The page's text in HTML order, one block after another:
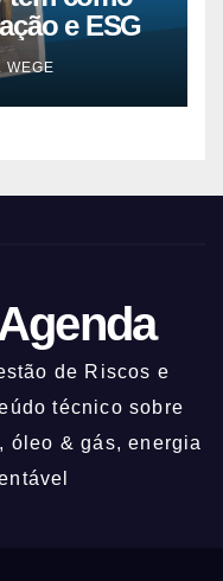
e ESG
WEGE
de Riscos e
técnico sobre
óleo & gás, energia